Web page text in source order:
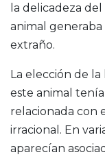
la delicadeza
animal
extraño.
La elección de
este animal
relacionada con
irracional. En
aparecían